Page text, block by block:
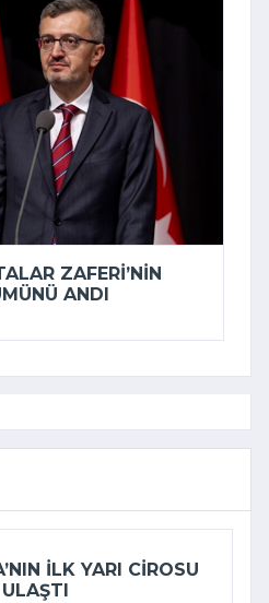
ZAFERI’NIN
ANDI
ILK YARI CIROSU
ULAŞTI